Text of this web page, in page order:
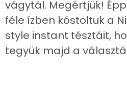
vágytál. Megértjük!
féle ízben kóstoltuk a
style instant tésztáit,
tegyük majd a